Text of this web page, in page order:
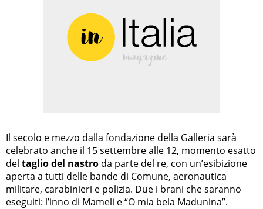
Il secolo e mezzo dalla fondazione della Galleria sarà
celebrato anche il 15 settembre alle 12, momento esatto
del taglio del nastro da parte del re, con un’esibizione
aperta a tutti delle bande di Comune, aeronautica
militare, carabinieri e polizia. Due i brani che saranno
eseguiti: l’inno di Mameli e “O mia bela Madunina”.